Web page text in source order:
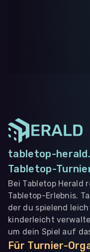
tabletop-
Tabletop-
Bei Tabletop Herald
Tabletop-Erlebnis.
der du spielend
kinderleicht
um dein Spiel auf
Für Turnier-